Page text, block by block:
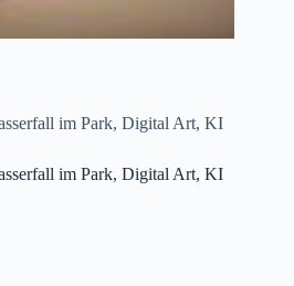
im Park, Digital Art, KI
im Park, Digital Art, KI